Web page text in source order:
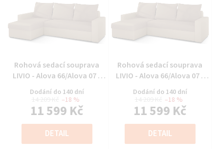
Průměrné
hodnocení
produktu
je
0,0
5
Rohová sedací souprava
LIVIO - Alova 66/Alova 07 -
Univerzální
Dodání do 140 dní
–18 %
11 599 Kč
Měrná
cena:
DETAIL
Průměrné
hodnocení
produktu
je
0,0
5
Rohová sedací souprava
LIVIO - Alova 66/Alova 07 -
Univerzální
Dodání do 140 dní
–18 %
11 599 Kč
Měrná
cena:
DETAIL